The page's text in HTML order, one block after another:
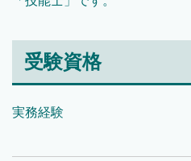
受験資格
実務経験